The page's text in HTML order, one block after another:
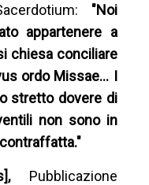
"Noi
appartenere a
chiesa conciliare
ordo Missae… I
stretto dovere di
non sono in
Pubblicazione